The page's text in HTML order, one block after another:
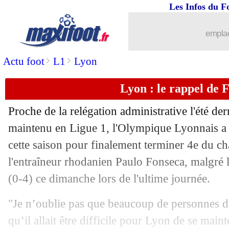
Actu foot> L1 > Lyon
Les Infos du
Lyon : le rappel de
Proche de la relégation administrative l'été
maintenu en Ligue 1, l'Olympique Lyonnais
cette saison pour finalement terminer 4e du
l'entraîneur rhodanien Paulo Fonseca, malgré
(0-4) ce dimanche lors de l'ultime journée.
"Je n’oublie pas que beaucoup de personnes
qu’il allait être difficile pour Lyon de se
Lyon: Endrick, l'aveu de Louis-Jean
18/05 EdF: Deschamps, l'amertume de
: son départ, les vérités de
18/05 PSG: Luis Enrique passablement
18/05 Nantes: Kita, le tacle de Benatia !
18/05 OM : Beye esquive pour son avenir
18/05 OM: une saison "catastrophique"
Lyon : Tolisso annonce qu'il va rester